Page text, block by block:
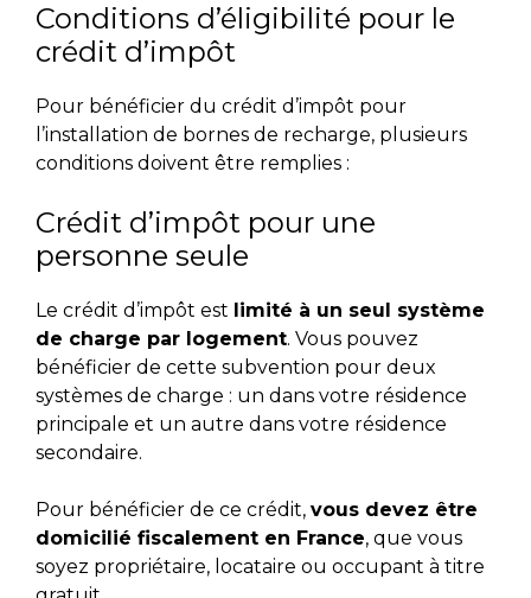
Conditions d’éligibilité pour le
crédit d’impôt
Pour bénéficier du crédit d’impôt pour
l’installation de bornes de recharge, plusieurs
conditions doivent être remplies :
Crédit d’impôt pour une
personne seule
Le crédit d’impôt est limité à un seul système
de charge par logement. Vous pouvez
bénéficier de cette subvention pour deux
systèmes de charge : un dans votre résidence
principale et un autre dans votre résidence
secondaire.
Pour bénéficier de ce crédit, vous devez être
domicilié fiscalement en France, que vous
soyez propriétaire, locataire ou occupant à titre